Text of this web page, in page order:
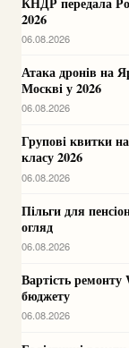
2026
06.08.2026
Атака дронів на
Москві у 2026
06.08.2026
Групові квитки
класу 2026
06.08.2026
Пільги для
огляд
06.08.2026
Вартість ремонту
бюджету
06.08.2026